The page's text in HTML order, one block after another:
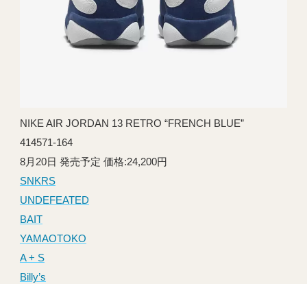
NIKE AIR JORDAN 13 RETRO “FRENCH BLUE”
414571-164
8月20日 発売予定 価格:24,200円
SNKRS
UNDEFEATED
BAIT
YAMAOTOKO
A + S
Billy’s